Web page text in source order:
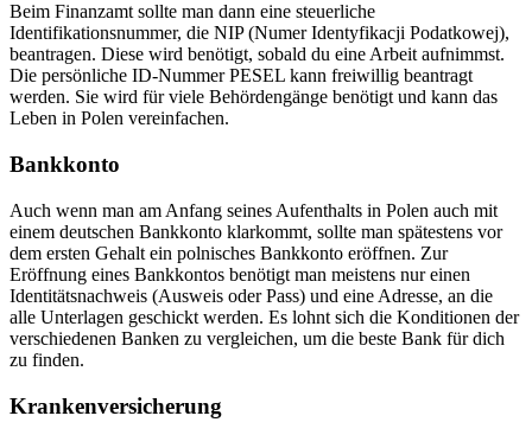
Beim Finanzamt sollte man dann eine steuerliche
Identifikationsnummer, die NIP (Numer Identyfikacji Podatkowej),
beantragen. Diese wird benötigt, sobald du eine Arbeit aufnimmst.
Die persönliche ID-Nummer PESEL kann freiwillig beantragt
werden. Sie wird für viele Behördengänge benötigt und kann das
Leben in Polen vereinfachen.
Bankkonto
Auch wenn man am Anfang seines Aufenthalts in Polen auch mit
einem deutschen Bankkonto klarkommt, sollte man spätestens vor
dem ersten Gehalt ein polnisches Bankkonto eröffnen. Zur
Eröffnung eines Bankkontos benötigt man meistens nur einen
Identitätsnachweis (Ausweis oder Pass) und eine Adresse, an die
alle Unterlagen geschickt werden. Es lohnt sich die Konditionen der
verschiedenen Banken zu vergleichen, um die beste Bank für dich
zu finden.
Krankenversicherung